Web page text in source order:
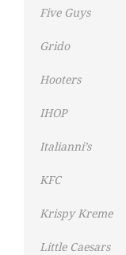
Five Guys
Grido
Hooters
IHOP
Italianni’s
KFC
Krispy Kreme
Little Caesars